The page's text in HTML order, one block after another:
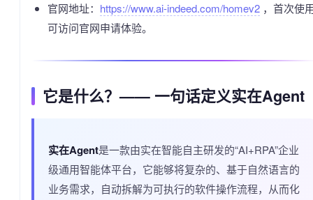
官网地址： https://www.ai-indeed.com/homev2，首次使
可访问官网申请体验。
它是什么？—— 一句话定义实在Agent
实在Agent是一款由实在智能自主研发的“AI+RPA”企业
级通用智能体平台，它能够将复杂的、基于自然语言的
业务需求，自动拆解为可执行的软件操作流程，从而化